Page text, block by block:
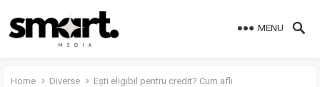
MENU
Home Diverse Ești eligibil pentru credit? Cum afli